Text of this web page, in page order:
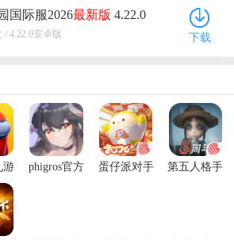
国际服2026最新版 4.22.0
/ 4.22.0安卓版 下载
游
phigros官方
蛋仔派对手
第五人格手